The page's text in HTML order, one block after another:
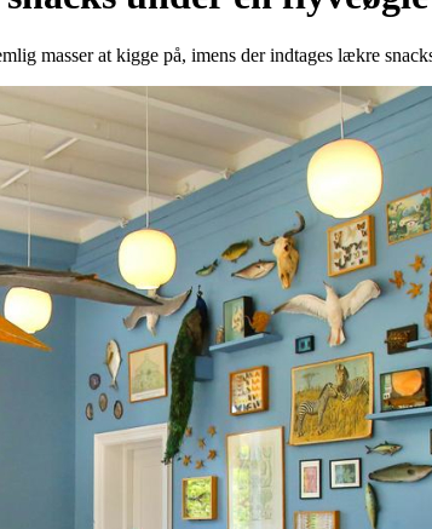
masser at kigge på, imens der indtages lækre